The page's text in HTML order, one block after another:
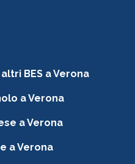
BES a Verona
a Verona
a Verona
a Verona